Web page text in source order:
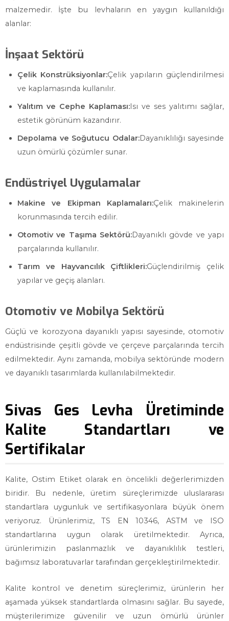
malzemedir. İşte bu levhaların en yaygın kullanıldığı
alanlar:
İnşaat Sektörü
Çelik Konstrüksiyonlar:Çelik yapıların güçlendirilmesi
ve kaplamasında kullanılır.
Yalıtım ve Cephe Kaplaması:Isı ve ses yalıtımı sağlar,
estetik görünüm kazandırır.
Depolama ve Soğutucu Odalar:Dayanıklılığı sayesinde
uzun ömürlü çözümler sunar.
Endüstriyel Uygulamalar
Makine ve Ekipman Kaplamaları:Çelik makinelerin
korunmasında tercih edilir.
Otomotiv ve Taşıma Sektörü:Dayanıklı gövde ve yapı
parçalarında kullanılır.
Tarım ve Hayvancılık Çiftlikleri:Güçlendirilmiş çelik
yapılar ve geçiş alanları.
Otomotiv ve Mobilya Sektörü
Güçlü ve korozyona dayanıklı yapısı sayesinde, otomotiv
endüstrisinde çeşitli gövde ve çerçeve parçalarında tercih
edilmektedir. Aynı zamanda, mobilya sektöründe modern
ve dayanıklı tasarımlarda kullanılabilmektedir.
Sivas Ges Levha Üretiminde
Kalite Standartları ve
Sertifikalar
Kalite, Ostim Etiket olarak en öncelikli değerlerimizden
biridir. Bu nedenle, üretim süreçlerimizde uluslararası
standartlara uygunluk ve sertifikasyonlara büyük önem
veriyoruz. Ürünlerimiz, TS EN 10346, ASTM ve ISO
standartlarına uygun olarak üretilmektedir. Ayrıca,
ürünlerimizin paslanmazlık ve dayanıklılık testleri,
bağımsız laboratuvarlar tarafından gerçekleştirilmektedir.
Kalite kontrol ve denetim süreçlerimiz, ürünlerin her
aşamada yüksek standartlarda olmasını sağlar. Bu sayede,
müşterilerimize güvenilir ve uzun ömürlü ürünler